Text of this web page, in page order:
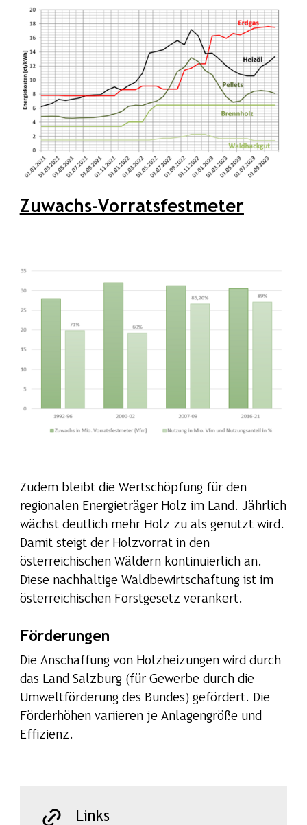
Zuwachs-Vorratsfestmeter
Zudem bleibt die Wertschöpfung für den
regionalen Energieträger Holz im Land. Jährlich
wächst deutlich mehr Holz zu als genutzt wird.
Damit steigt der Holzvorrat in den
österreichischen Wäldern kontinuierlich an.
Diese nachhaltige Waldbewirtschaftung ist im
österreichischen Forstgesetz verankert.
Förderungen
Die Anschaffung von Holzheizungen wird durch
das Land Salzburg (für Gewerbe durch die
Umweltförderung des Bundes) gefördert. Die
Förderhöhen variieren je Anlagengröße und
Effizienz.
Links